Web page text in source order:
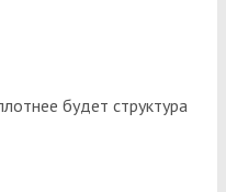
будет структура